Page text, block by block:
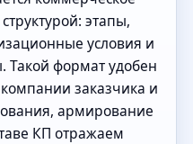
этапы,
условия и
формат удобен
заказчика и
армирование
КП отражаем